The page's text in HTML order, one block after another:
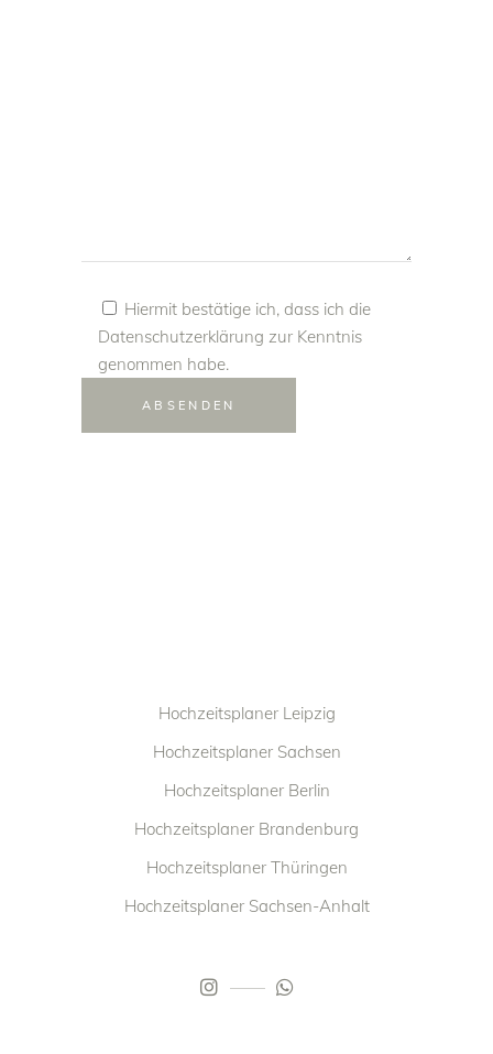
Hiermit bestätige ich, dass ich die
Datenschutzerklärung zur Kenntnis
genommen habe.
ABSENDEN
Hochzeitsplaner Leipzig
Hochzeitsplaner Sachsen
Hochzeitsplaner Berlin
Hochzeitsplaner Brandenburg
Hochzeitsplaner Thüringen
Hochzeitsplaner Sachsen-Anhalt